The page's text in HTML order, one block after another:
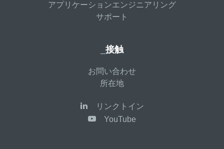
アプリケーションエンジニアリング
サポート
_接触
お問い合わせ
所在地
リンクトイン
YouTube